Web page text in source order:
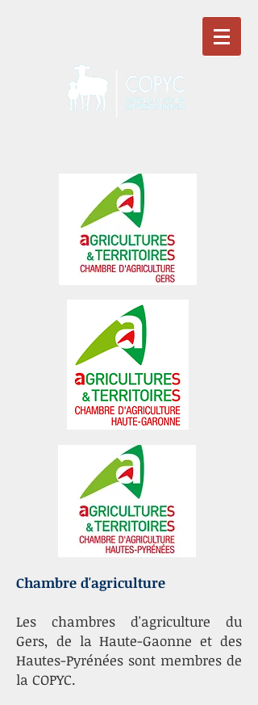
Chambre d'agriculture
Les chambres d'agriculture du
Gers, de la Haute-Gaonne et des
Hautes-Pyrénées sont membres de
la COPYC.